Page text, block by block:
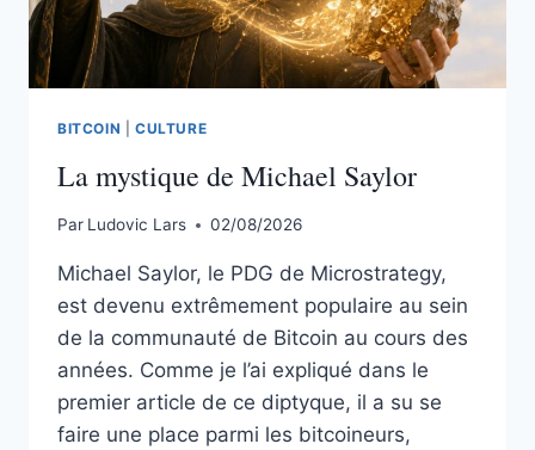
BITCOIN CULTURE
La mystique de Michael Saylor
Par Ludovic Lars 02/08/2026
Michael Saylor, le PDG de Microstrategy,
est devenu extrêmement populaire au sein
de la communauté de Bitcoin au cours des
années. Comme je l’ai expliqué dans le
premier article de ce diptyque, il a su se
faire une place parmi les bitcoineurs,